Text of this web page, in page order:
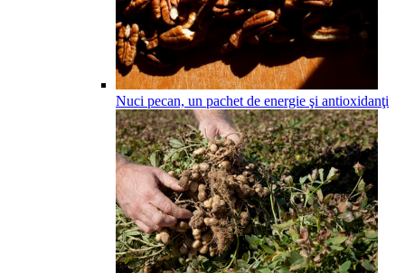
Nuci pecan, un pachet de energie şi antioxidanţi